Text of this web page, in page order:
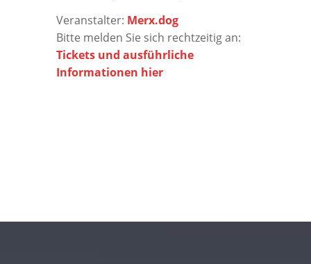
Veranstalter: Merx.dog
Bitte melden Sie sich rechtzeitig an:
Tickets und ausführliche
Informationen hier